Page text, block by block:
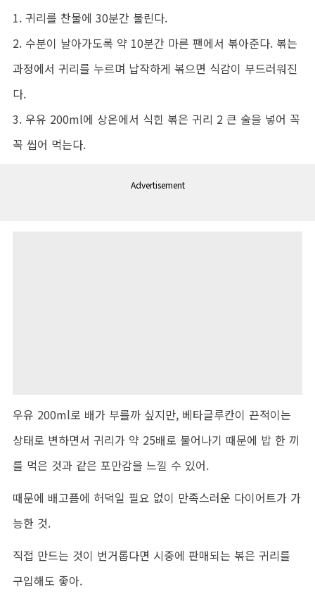
1. 귀리를 찬물에 30분간 불린다.
2. 수분이 날아가도록 약 10분간 마른 팬에서 볶아준다. 볶는
과정에서 귀리를 누르며 납작하게 볶으면 식감이 부드러워진
다.
3. 우유 200ml에 상온에서 식힌 볶은 귀리 2 큰 술을 넣어 꼭
꼭 씹어 먹는다.
Advertisement
우유 200ml로 배가 부를까 싶지만, 베타글루칸이 끈적이는
상태로 변하면서 귀리가 약 25배로 불어나기 때문에 밥 한 끼
를 먹은 것과 같은 포만감을 느낄 수 있어.
때문에 배고픔에 허덕일 필요 없이 만족스러운 다이어트가 가
능한 것.
직접 만드는 것이 번거롭다면 시중에 판매되는 볶은 귀리를
구입해도 좋아.